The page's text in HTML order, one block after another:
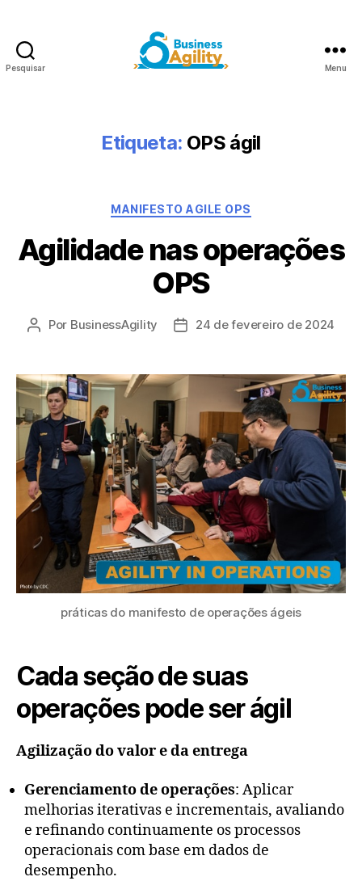
Pesquisar Menu
Etiqueta: OPS ágil
Categorias
MANIFESTO AGILE OPS
Agilidade nas operações
OPS
Autor
Por BusinessAgility
Data24 de fevereiro de 2024
práticas do manifesto de operações ágeis
Cada seção de suas
operações pode ser ágil
Agilização do valor e da entrega
Gerenciamento de operações: Aplicar
melhorias iterativas e incrementais, avaliando
e refinando continuamente os processos
operacionais com base em dados de
desempenho.